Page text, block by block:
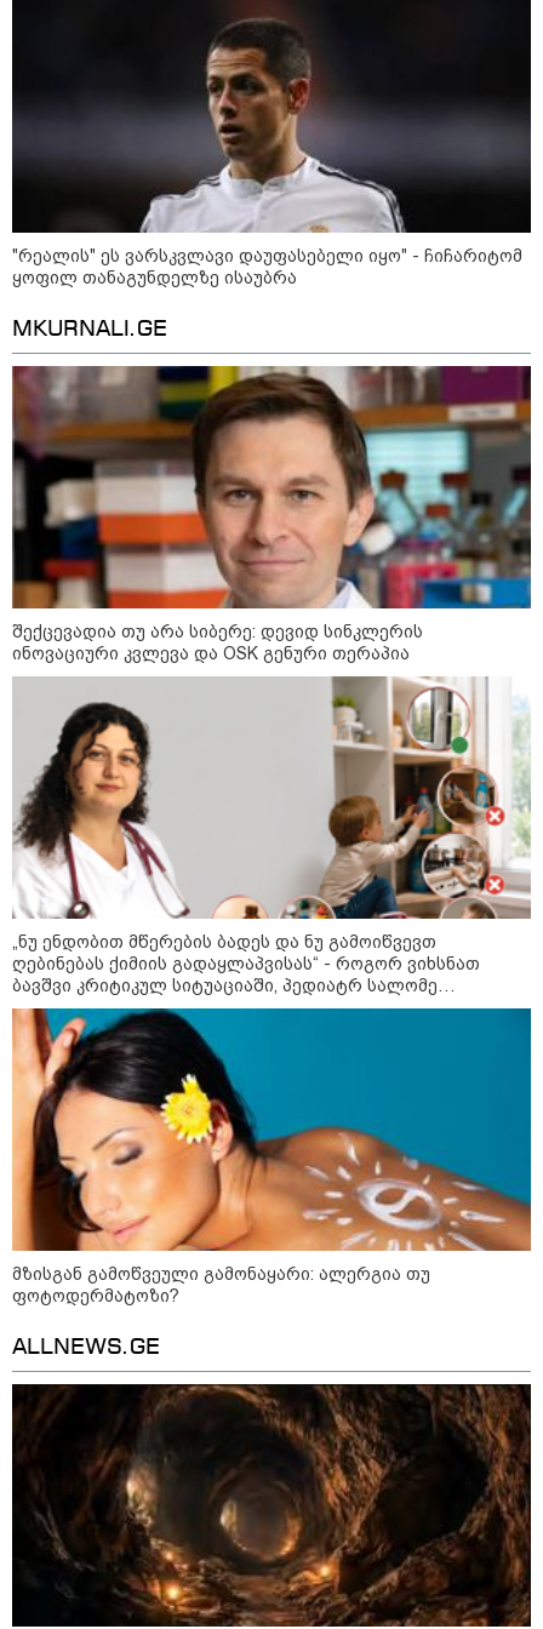
კატეგორიის ყველა სიახლე
დიმიტრი მედვედევი -
გამოიყენა იმ მომენტში, როდესაც
ეს მისთვის ხელსაყრელი იყო
დავით ღვინჯილია გიორგი
ბარამიძეზე - მისმა განცხადებამ
ქვეყანა დააზიანა და
მებრძოლებსა და ვეტერანებს
შეურაცხყოფა მიაყენა
ნიკა გვარამია ირაკლი კობახიძის
განცხადებაზე - აი, ეს არის
სამშობლოს ღალატი -
მხოლოდ პოლიტიკურ, ემოციურ
განზომილებებში, არამედ
სამართლებრივადაც
ალექსანდრ ვუჩიჩი - სერბეთი
უკრაინის ტერიტორიულ
მთლიანობას მხარს უჭერს
მოზაიკა
არშემდგარი ქორწინება 15 წლით უფროს
ქართველთან - ალინა კაბაევას
საიდუმლო ცხოვრება: როგორ
გამოიყურებოდა ის პლასტიკურ
ოპერაციებამდე
14:20 / 08-08-2026
"ქალაქი დავთმე, მაგრამ
"რეალის" ეს ვარსკვლავი დაუფასებელი იყო" - ჩიჩარიტომ
ყოფილ თანაგუნდელზე ისაუბრა
MKURNALI.GE
შექცევადია თუ არა სიბერე: დევიდ სინკლერის
ინოვაციური კვლევა და OSK გენური თერაპია
„ნუ ენდობით მწერების ბადეს და ნუ გამოიწვევთ
ღებინებას ქიმიის გადაყლაპვისას“ - როგორ ვიხსნათ
ბავშვი კრიტიკულ სიტუაციაში, პედიატრ სალომე
ახვლედიანის რჩევები
მზისგან გამოწვეული გამონაყარი: ალერგია თუ
ფოტოდერმატოზი?
ALLNEWS.GE